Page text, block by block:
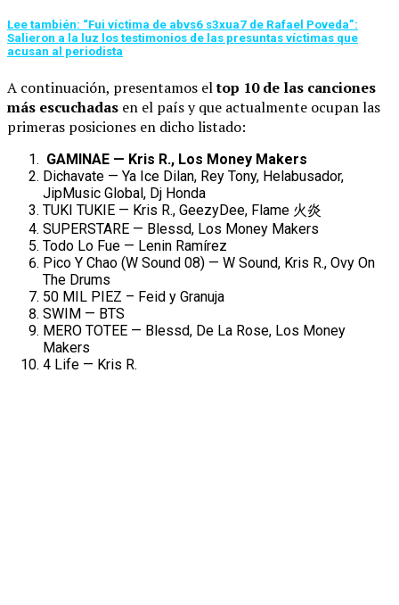
Lee también: “Fui víctima de abvs6 s3xua7 de Rafael Poveda”:
Salieron a la luz los testimonios de las presuntas víctimas que
acusan al periodista
A continuación, presentamos eltop 10 de las canciones
más escuchadas en el país y que actualmente ocupan las
primeras posiciones en dicho listado:
GAMINAE — Kris R., Los Money Makers
Dichavate — Ya Ice Dilan, Rey Tony, Helabusador,
JipMusic Global, Dj Honda
TUKI TUKIE — Kris R., GeezyDee, Flame 火炎
SUPERSTARE — Blessd, Los Money Makers
Todo Lo Fue — Lenin Ramírez
Pico Y Chao (W Sound 08) — W Sound, Kris R., Ovy On
The Drums
50 MIL PIEZ – Feid y Granuja
SWIM — BTS
MERO TOTEE — Blessd, De La Rose, Los Money
Makers
4 Life — Kris R.